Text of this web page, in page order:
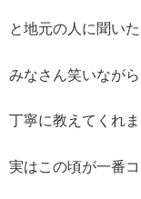
と地元の人に聞いた
みなさん笑いながら
丁寧に教えてくれま
実はこの頃が一番